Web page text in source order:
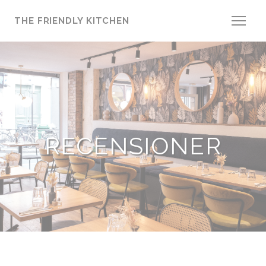
THE FRIENDLY KITCHEN
RECENSIONER